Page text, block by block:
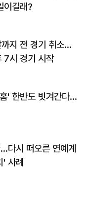
이길래?
지 전 경기 취소…
7시 경기 시작
' 한반도 빗겨간다…
다시 떠오른 연예계
' 사례